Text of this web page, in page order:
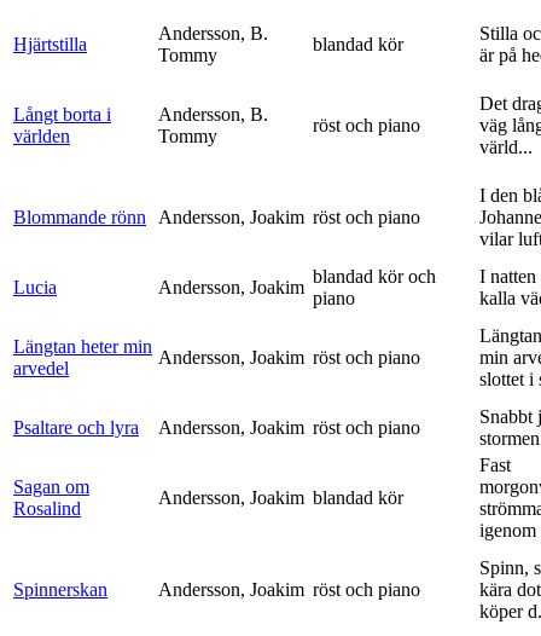
Hjärtstilla
Andersson, B.
Tommy
blandad kör
Stilla
är på
Långt borta i
världen
Andersson, B.
Tommy
röst och piano
Det
väg
värld...
Blommande rönn Andersson, Joakim röst och piano
I den
vilar
Lucia Andersson, Joakim
blandad kör och
piano
I natten
kalla
Längtan heter min
arvedel
Andersson, Joakim röst och piano
min
slottet i
Psaltare och lyra Andersson, Joakim röst och piano
Snabbt
Sagan om
Rosalind
Andersson, Joakim blandad kör
Fast
igenom
Spinnerskan Andersson, Joakim röst och piano
Spinn,
kära
köper